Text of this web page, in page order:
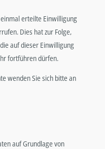
erteilte Einwilligung
Dies hat zur Folge,
auf dieser Einwilligung
fortführen dürfen.
wenden Sie sich bitte an
auf Grundlage von